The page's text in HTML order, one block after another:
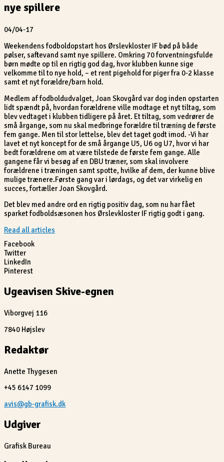
nye spillere
04/04-17
Weekendens fodboldopstart hos Ørslevkloster IF bød på både
pølser, saftevand samt nye spillere. Omkring 70 forventningsfulde
børn mødte op til en rigtig god dag, hvor klubben kunne sige
velkomme til to nye hold, – et rent pigehold for piger fra 0-2 klasse
samt et nyt forældre/barn hold.
Medlem af fodboldudvalget, Joan Skovgård var dog inden opstarten
lidt spændt på, hvordan forældrene ville modtage et nyt tiltag, som
blev vedtaget i klubben tidligere på året. Et tiltag, som vedrører de
små årgange, som nu skal medbringe forældre til træning de første
fem gange. Men til stor lettelse, blev det taget godt imod. -Vi har
lavet et nyt koncept for de små årgange U5, U6 og U7, hvor vi har
bedt forældrene om at være tilstede de første fem gange. Alle
gangene får vi besøg af en DBU træner, som skal involvere
forældrene i træningen samt spotte, hvilke af dem, der kunne blive
mulige trænere.Første gang var i lørdags, og det var virkelig en
succes, fortæller Joan Skovgård.
Det blev med andre ord en rigtig positiv dag, som nu har fået
sparket fodboldsæsonen hos Ørslevkloster IF rigtig godt i gang.
Read all articles
Facebook
Twitter
LinkedIn
Pinterest
Ugeavisen Skive-egnen
Viborgvej 116
7840 Højslev
Redaktør
Anette Thygesen
+45 6147 1099
avis@gb-grafisk.dk
Udgiver
Grafisk Bureau